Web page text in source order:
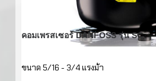
คอมเพรสเซอร์ DANFOSS รุ่น SC
ขนาด 5/16 - 3/4 แรงม้า